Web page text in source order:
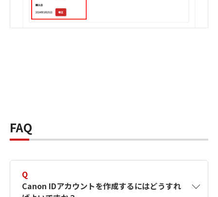
FAQ
Q
Canon IDアカウントを作成するにはどうすれ